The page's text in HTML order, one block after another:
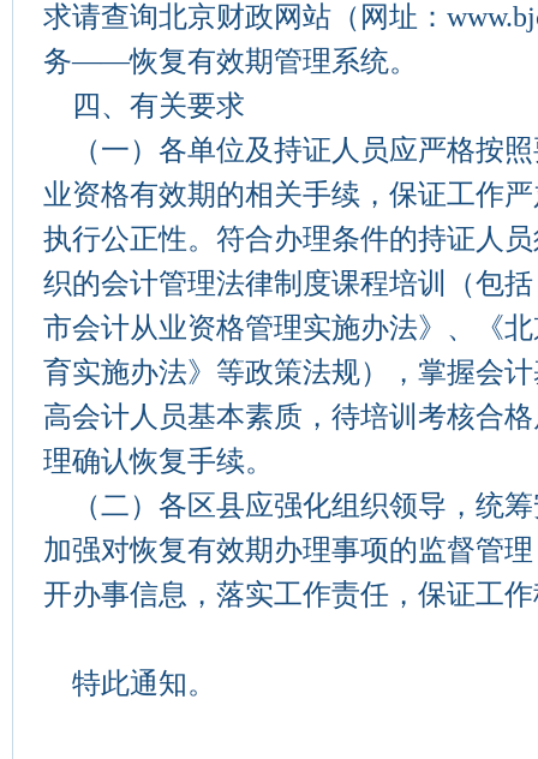
求请查询北京财政网站（网址：
务——恢复有效期管理系统。
四、有关要求
（一）各单位及持证人员应严格按
业资格有效期的相关手续，保证工作
执行公正性。符合办理条件的持证人
织的会计管理法律制度课程培训（包
市会计从业资格管理实施办法》、《
育实施办法》等政策法规），掌握会
高会计人员基本素质，待培训考核合
理确认恢复手续。
（二）各区县应强化组织领导，统
加强对恢复有效期办理事项的监督管
开办事信息，落实工作责任，保证工
特此通知。